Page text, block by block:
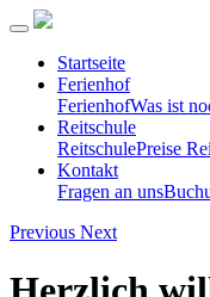
Startseite
Ferienhof
FerienhofWas ist
Reitschule
ReitschulePreise
Kontakt
Fragen an uns
Previous Next